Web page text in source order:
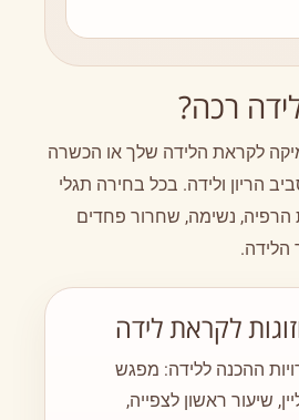
רכה?
לקראת הלידה שלך או הכשרה
הריון ולידה. בכל בחירה תגלי
הרפיה, נשימה, שחרור פחדים
הלידה.
לקראת לידה
ההכנה ללידה: מפגש
שיעור ראשון לצפייה,